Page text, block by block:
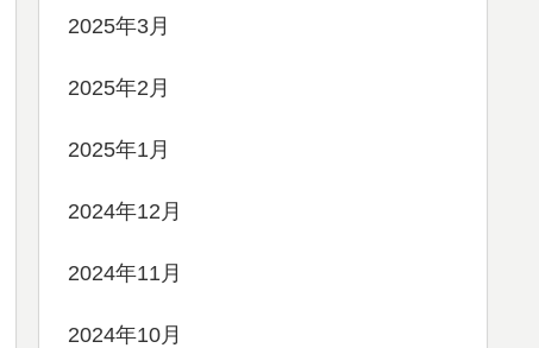
2025年3月
2025年2月
2025年1月
2024年12月
2024年11月
2024年10月